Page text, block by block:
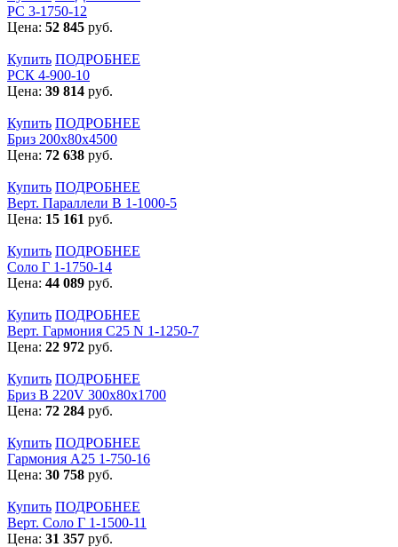
РС 3-1750-12
Цена: 52 845 руб.
Купить ПОДРОБНЕЕ
РСК 4-900-10
Цена: 39 814 руб.
Купить ПОДРОБНЕЕ
Бриз 200х80х4500
Цена: 72 638 руб.
Купить ПОДРОБНЕЕ
Верт. Параллели В 1-1000-5
Цена: 15 161 руб.
Купить ПОДРОБНЕЕ
Соло Г 1-1750-14
Цена: 44 089 руб.
Купить ПОДРОБНЕЕ
Верт. Гармония С25 N 1-1250-7
Цена: 22 972 руб.
Купить ПОДРОБНЕЕ
Бриз В 220V 300x80x1700
Цена: 72 284 руб.
Купить ПОДРОБНЕЕ
Гармония А25 1-750-16
Цена: 30 758 руб.
Купить ПОДРОБНЕЕ
Верт. Соло Г 1-1500-11
Цена: 31 357 руб.